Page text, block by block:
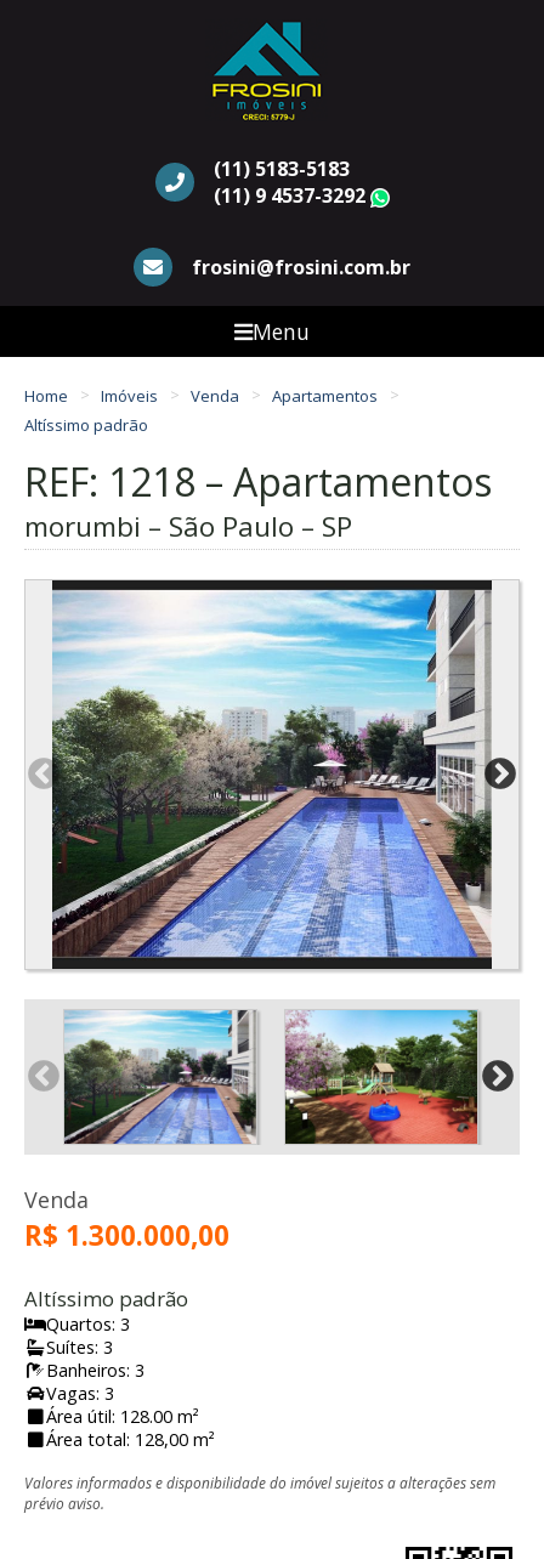
(11) 5183-5183
(11) 9 4537-3292
frosini@frosini.com.br
Menu
Home Imóveis Venda
Apartamentos
Altíssimo padrão
REF: 1218 – Apartamentos
morumbi – São Paulo – SP
Venda
R$ 1.300.000,00
Altíssimo padrão
Quartos: 3
Suítes: 3
Banheiros: 3
Vagas: 3
Área útil: 128.00 m²
Área total: 128,00 m²
Valores informados e disponibilidade do imóvel sujeitos a alterações sem
prévio aviso.